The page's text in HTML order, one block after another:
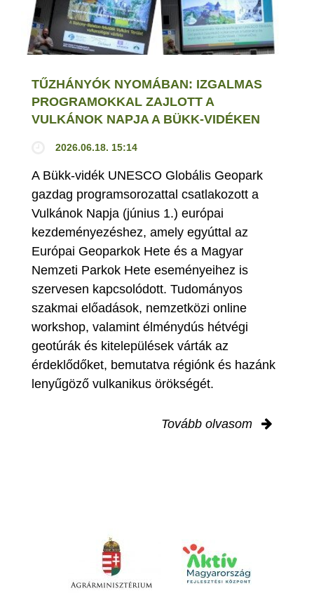
TŰZHÁNYÓK NYOMÁBAN: IZGALMAS
PROGRAMOKKAL ZAJLOTT A
VULKÁNOK NAPJA A BÜKK-VIDÉKEN
2026.06.18. 15:14
A Bükk-vidék UNESCO Globális Geopark
gazdag programsorozattal csatlakozott a
Vulkánok Napja (június 1.) európai
kezdeményezéshez, amely egyúttal az
Európai Geoparkok Hete és a Magyar
Nemzeti Parkok Hete eseményeihez is
szervesen kapcsolódott. Tudományos
szakmai előadások, nemzetközi online
workshop, valamint élménydús hétvégi
geotúrák és kitelepülések várták az
érdeklődőket, bemutatva régiónk és hazánk
lenyűgöző vulkanikus örökségét.
Tovább olvasom